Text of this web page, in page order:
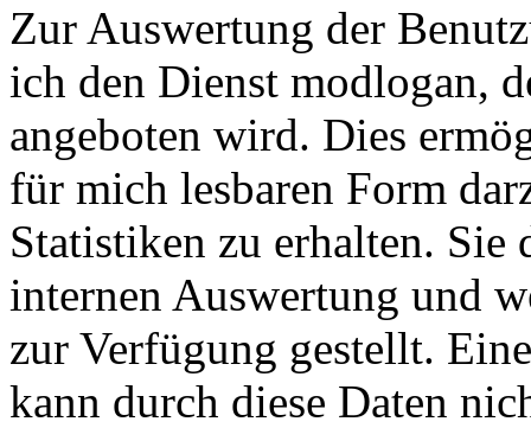
Zur Auswertung der
ich den Dienst modlogan,
angeboten wird. Dies
für mich lesbaren Form
Statistiken zu erhalten. Sie
internen Auswertung und
zur Verfügung gestellt.
kann durch diese Daten